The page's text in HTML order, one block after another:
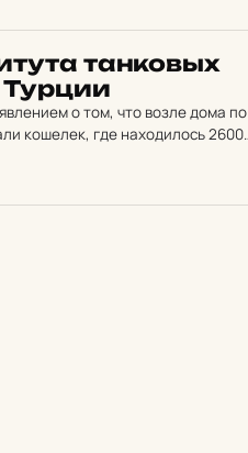
тан­ковых
о том, что возле дома по
кошелек, где находилось 2600